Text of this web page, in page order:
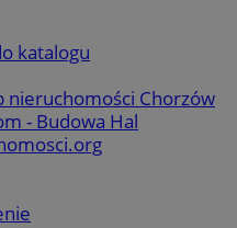
katalogu
nieruchomości Chorzów
- Budowa Hal